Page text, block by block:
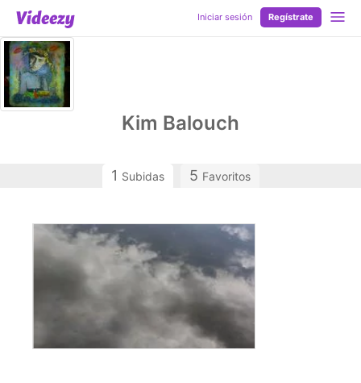
Iniciar sesión Regístrate
Kim Balouch
1 Subidas 5 Favoritos